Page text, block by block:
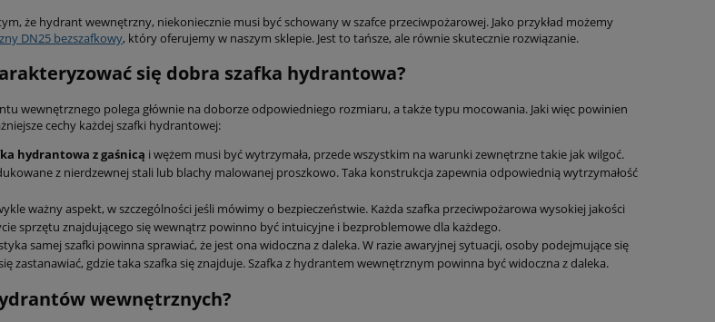
że hydrant wewnętrzny, niekoniecznie musi być schowany w szafce przeciwpożarowej. Jako przykład możemy
DN25 bezszafkowy, który oferujemy w naszym sklepie. Jest to tańsze, ale równie skutecznie rozwiązanie.
się dobra szafka hydrantowa?
wewnętrznego polega głównie na doborze odpowiedniego rozmiaru, a także typu mocowania. Jaki więc powinien
cechy każdej szafki hydrantowej:
hydrantowa z gaśnicą i wężem musi być wytrzymała, przede wszystkim na warunki zewnętrzne takie jak wilgoć.
z nierdzewnej stali lub blachy malowanej proszkowo. Taka konstrukcja zapewnia odpowiednią wytrzymałość
ważny aspekt, w szczególności jeśli mówimy o bezpieczeństwie. Każda szafka przeciwpożarowa wysokiej jakości
sprzętu znajdującego się wewnątrz powinno być intuicyjne i bezproblemowe dla każdego.
samej szafki powinna sprawiać, że jest ona widoczna z daleka. W razie awaryjnej sytuacji, osoby podejmujące się
zastanawiać, gdzie taka szafka się znajduje. Szafka z hydrantem wewnętrznym powinna być widoczna z daleka.
wewnętrznych?